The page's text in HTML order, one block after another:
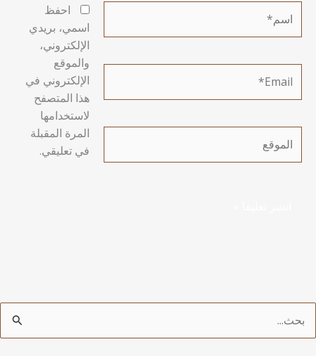
احفظ
اسمي، بريدي
الإلكتروني،
والموقع
الإلكتروني في
هذا المتصفح
لاستخدامها
المرة المقبلة
في تعليقي.